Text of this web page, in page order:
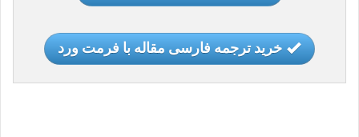
خرید ترجمه فارسی مقاله با فرمت ورد